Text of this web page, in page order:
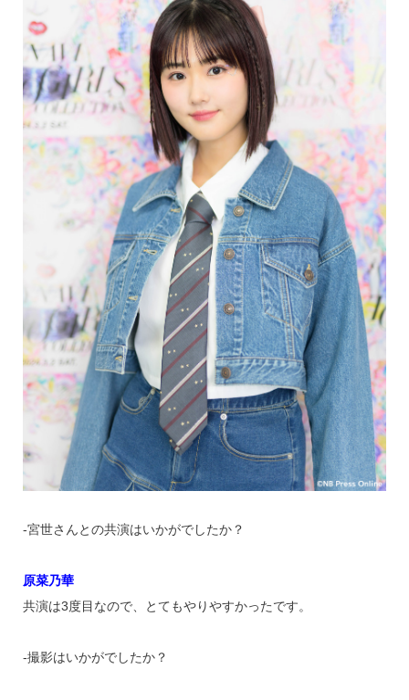
‐宮世さんとの共演はいかがでしたか？
原菜乃華
共演は3度目なので、とてもやりやすかったです。
‐撮影はいかがでしたか？